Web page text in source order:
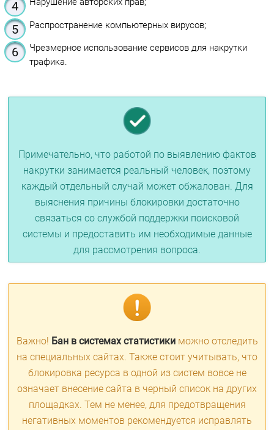
Распространение компьютерных вирусов;
Чрезмерное использование сервисов для накрутки
трафика.
Примечательно, что работой по выявлению фактов
накрутки занимается реальный человек, поэтому
каждый отдельный случай может обжалован. Для
выяснения причины блокировки достаточно
связаться со службой поддержки поисковой
системы и предоставить им необходимые данные
для рассмотрения вопроса.
Важно! Бан в системах статистикиможно отследить
на специальных сайтах. Также стоит учитывать, что
блокировка ресурса в одной из систем вовсе не
означает внесение сайта в черный список на других
площадках. Тем не менее, для предотвращения
негативных моментов рекомендуется исправлять